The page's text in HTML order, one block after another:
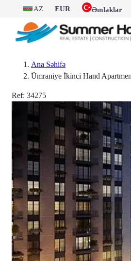
AZ EUR Əmlaklar
Ana Səhifə
Ümraniye İkinci Hand
Ref: 34275